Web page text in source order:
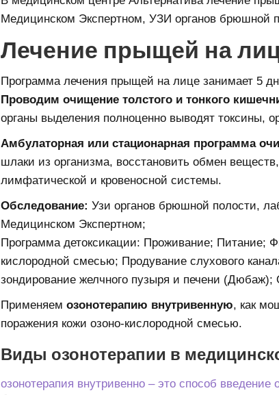
Медицинском Экспертном, УЗИ органов брюшной
Лечение прыщей на
Программа лечения прыщей на лице занимает 5
Проводим очищение толстого и тонкого
органы выделения полноценно выводят токсины,
Амбулаторная или стационарная программа
шлаки из организма, восстановить обмен
лимфатической и кровеносной системы.
Обследование: Узи органов брюшной полости,
Медицинском Экспертном;
Программа детоксикации: Проживание; Питание;
кислородной смесью; Продувание слухового
зондирование желчного пузыря и печени (Дюбаж);
Применяем озонотерапию внутривенную, как
поражения кожи озоно-кислородной смесью.
Виды озонотерапии в
озонотерапия внутривенно – это способ введение